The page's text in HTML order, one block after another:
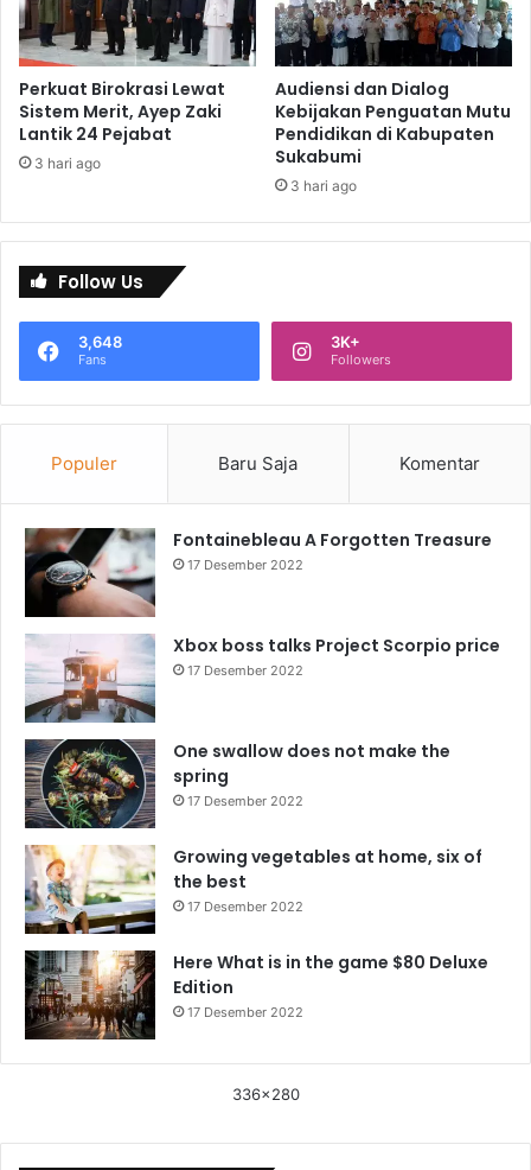
Perkuat Birokrasi Lewat
Sistem Merit, Ayep Zaki
Lantik 24 Pejabat
3 hari ago
Audiensi dan Dialog
Kebijakan Penguatan Mutu
Pendidikan di Kabupaten
Sukabumi
3 hari ago
Follow Us
3,648
Fans
3K+
Followers
Populer Baru Saja Komentar
Fontainebleau A Forgotten Treasure
17 Desember 2022
Xbox boss talks Project Scorpio price
17 Desember 2022
One swallow does not make the
spring
17 Desember 2022
Growing vegetables at home, six of
the best
17 Desember 2022
Here What is in the game $80 Deluxe
Edition
17 Desember 2022
336x280